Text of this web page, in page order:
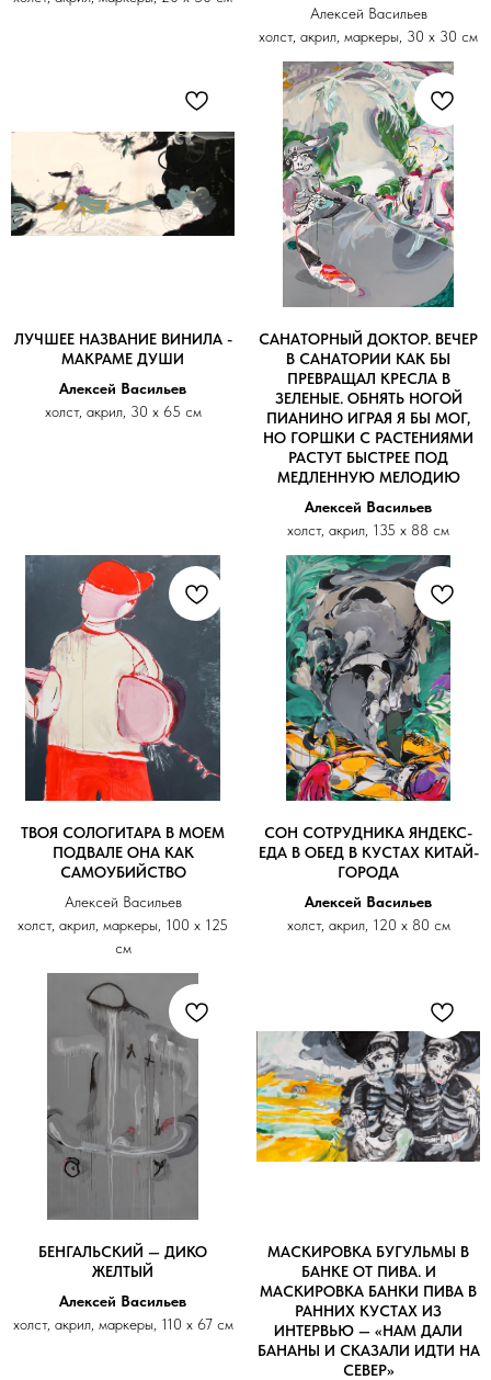
Алексей Васильев
холст, акрил, маркеры, 30 х 30 см
ЛУЧШЕЕ НАЗВАНИЕ ВИНИЛА -
МАКРАМЕ ДУШИ
Алексей Васильев
холст, акрил, 30 х 65 см
САНАТОРНЫЙ ДОКТОР. ВЕЧЕР
В САНАТОРИИ КАК БЫ
ПРЕВРАЩАЛ КРЕСЛА В
ЗЕЛЕНЫЕ. ОБНЯТЬ НОГОЙ
ПИАНИНО ИГРАЯ Я БЫ МОГ,
НО ГОРШКИ С РАСТЕНИЯМИ
РАСТУТ БЫСТРЕЕ ПОД
МЕДЛЕННУЮ МЕЛОДИЮ
Алексей Васильев
холст, акрил, 135 х 88 см
ТВОЯ СОЛОГИТАРА В МОЕМ
ПОДВАЛЕ ОНА КАК
САМОУБИЙСТВО
Алексей Васильев
холст, акрил, маркеры, 100 х 125
см
СОН СОТРУДНИКА ЯНДЕКС-
ЕДА В ОБЕД В КУСТАХ КИТАЙ-
ГОРОДА
Алексей Васильев
холст, акрил, 120 х 80 см
БЕНГАЛЬСКИЙ — ДИКО
ЖЕЛТЫЙ
Алексей Васильев
холст, акрил, маркеры, 110 х 67 см
МАСКИРОВКА БУГУЛЬМЫ В
БАНКЕ ОТ ПИВА. И
МАСКИРОВКА БАНКИ ПИВА В
РАННИХ КУСТАХ ИЗ
ИНТЕРВЬЮ — «НАМ ДАЛИ
БАНАНЫ И СКАЗАЛИ ИДТИ НА
СЕВЕР»